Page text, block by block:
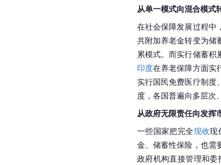
从单一模式向混合模式
在社会保障发展过程中
共附加养老金转变为储
累模式。而实行储蓄积
印度在养老保障方面实
实行国民免费医疗制度
度，各国普遍向多层次
从政府无限责任向发挥
一些国家把完全现收现
金、储蓄性保险，也需
政府机构直接管理和委